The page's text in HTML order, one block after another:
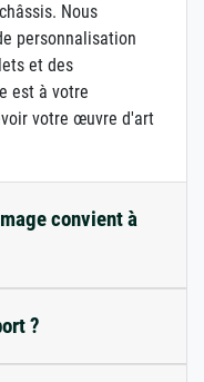
Nous
personnalisation
et des
est à votre
votre œuvre d'art
convient à
?